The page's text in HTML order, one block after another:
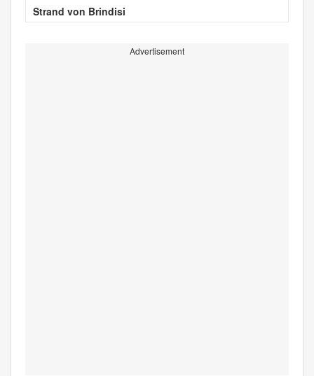
Strand von Brindisi
Advertisement